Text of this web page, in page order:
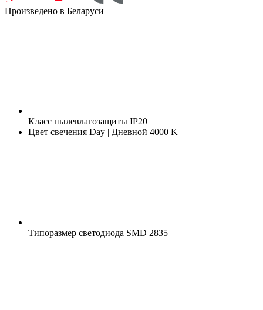
Произведено в Беларуси
Класс пылевлагозащиты IP20
Цвет свечения Day | Дневной 4000 K
Типоразмер светодиода SMD 2835